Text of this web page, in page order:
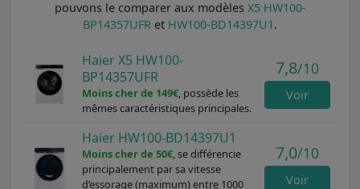
pouvons le comparer aux modèles X5 HW100-
BP14357UFR et HW100-BD14397U1 .
Haier X5 HW100-
BP14357UFR
Moins cher de 149€, possède les
mêmes caractéristiques principales.
7,8/10
Voir
Haier HW100-BD14397U1
Moins cher de 50€, se différencie
principalement par sa vitesse
d’essorage (maximum) entre 1000
7,0/10
Voir